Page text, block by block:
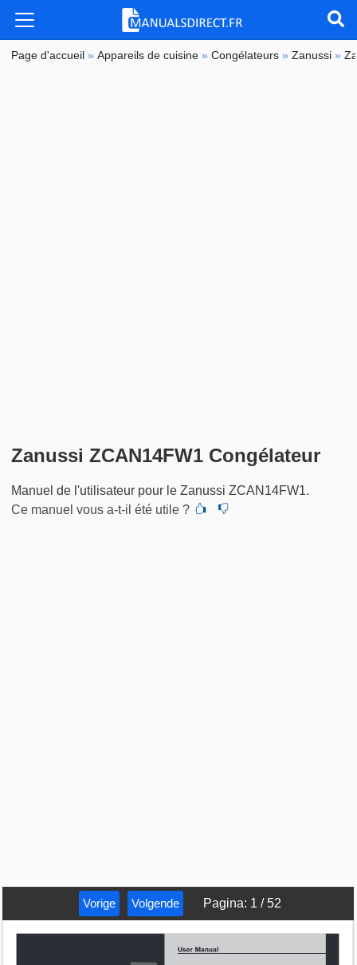
Page d'accueil »Appareils de cuisine »Congélateurs »Zanussi »
Zanussi ZCAN14FW1 Congélateur
Manuel de l'utilisateur pour le Zanussi ZCAN14FW1.
Ce manuel vous a-t-il été utile ?
Vorige Volgende Pagina: 1 /52